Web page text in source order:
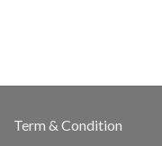
Term & Condition